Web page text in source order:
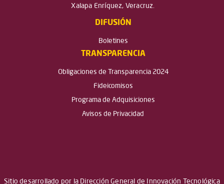
Xalapa Enríquez, Veracruz.
DIFUSIÓN
Boletines
TRANSPARENCIA
Obligaciones de Transparencia 2024
Fideicomisos
Programa de Adquisiciones
Avisos de Privacidad
Sitio desarrollado por la Dirección General de Innovación Tecnológica